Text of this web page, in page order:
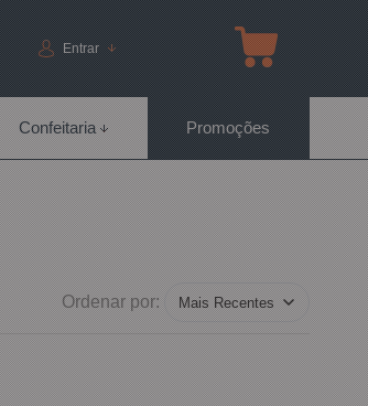
Entrar
Confeitaria Promoções
Ordenar por: